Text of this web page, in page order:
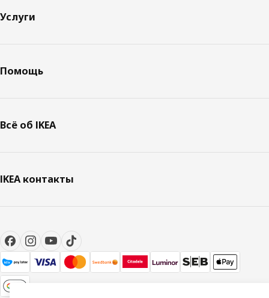
Услуги
Помощь
Всё об IKEA
IKEA контакты